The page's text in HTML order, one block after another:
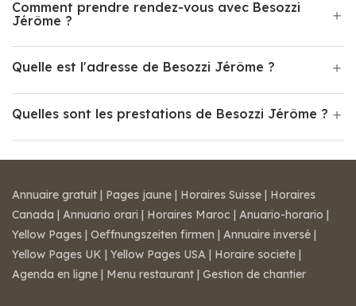
Comment prendre rendez-vous avec Besozzi
Jérôme ?
Quelle est l'adresse de Besozzi Jérôme ?
Quelles sont les prestations de Besozzi Jérôme ?
Annuaire gratuit | Pages jaune | Horaires Suisse | Horaires
Canada | Annuario orari | Horaires Maroc | Anuario-horario |
Yellow Pages | Oeffnungszeiten firmen | Annuaire inversé |
Yellow Pages UK | Yellow Pages USA | Horaire societe |
Agenda en ligne | Menu restaurant | Gestion de chantier